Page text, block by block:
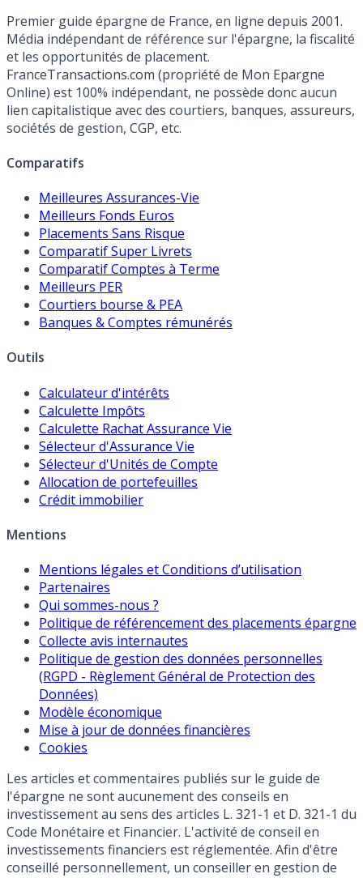
Premier guide épargne de France, en ligne depuis 2001.
Média indépendant de référence sur l'épargne, la fiscalité
et les opportunités de placement.
FranceTransactions.com (propriété de Mon Epargne
Online) est 100% indépendant, ne possède donc aucun
lien capitalistique avec des courtiers, banques, assureurs,
sociétés de gestion, CGP, etc.
Comparatifs
Meilleures Assurances-Vie
Meilleurs Fonds Euros
Placements Sans Risque
Comparatif Super Livrets
Comparatif Comptes à Terme
Meilleurs PER
Courtiers bourse & PEA
Banques & Comptes rémunérés
Outils
Calculateur d'intérêts
Calculette Impôts
Calculette Rachat Assurance Vie
Sélecteur d'Assurance Vie
Sélecteur d'Unités de Compte
Allocation de portefeuilles
Crédit immobilier
Mentions
Mentions légales et Conditions d’utilisation
Partenaires
Qui sommes-nous ?
Politique de référencement des placements épargne
Collecte avis internautes
Politique de gestion des données personnelles
(RGPD - Règlement Général de Protection des
Données)
Modèle économique
Mise à jour de données financières
Cookies
Les articles et commentaires publiés sur le guide de
l'épargne ne sont aucunement des conseils en
investissement au sens des articles L. 321-1 et D. 321-1 du
Code Monétaire et Financier. L'activité de conseil en
investissements financiers est réglementée. Afin d'être
conseillé personnellement, un conseiller en gestion de